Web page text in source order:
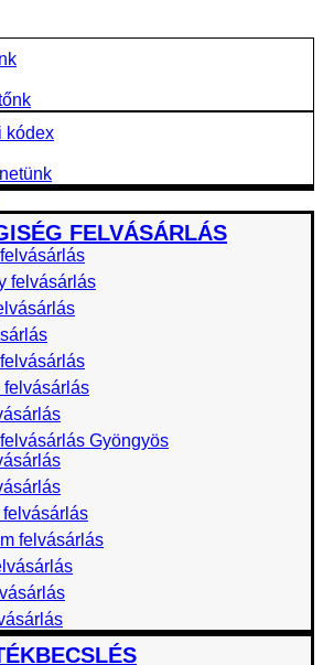
kódex
FELVÁSÁRLÁS
felvásárlás
felvásárlás
Gyöngyös
felvásárlás